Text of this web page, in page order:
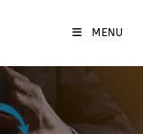
MENU